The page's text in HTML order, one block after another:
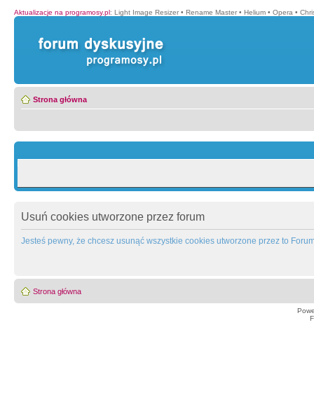
Aktualizacje na programosy.pl: Light Image Resizer • Rename Master • Helium • Opera •
Strona główna
Usuń cookies utworzone przez forum
Jesteś pewny, że chcesz usunąć wszystkie cookies utworzone przez to
Strona główna